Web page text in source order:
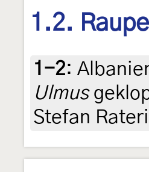
1.2. Raupe
1-2:
Ulmus
Stefan